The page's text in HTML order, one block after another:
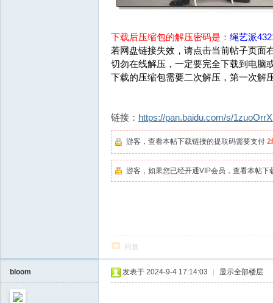
下载后压缩包的解压密码是： 绳艺派
若网盘链接失效，请点击当前帖子页面
切勿在线解压，一定要完全下载到电脑
下载的压缩包需要二次解压，第一次解
链接： https://pan.baidu.com/s/
游客，查看本帖下载链接的提取码需要支付 2
游客，如果您已经开通VIP会员，查看本帖下
回复
bloom 发表于 2024-9-4 17:14:03 显示全部楼层